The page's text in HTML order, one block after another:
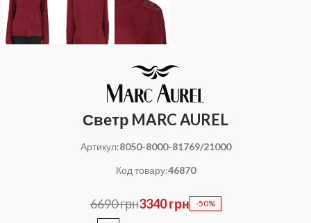
Светр MARC AUREL
Артикул:8050-8000-81769/21000
Код товару:46870
6690 грн3340 грн -50%